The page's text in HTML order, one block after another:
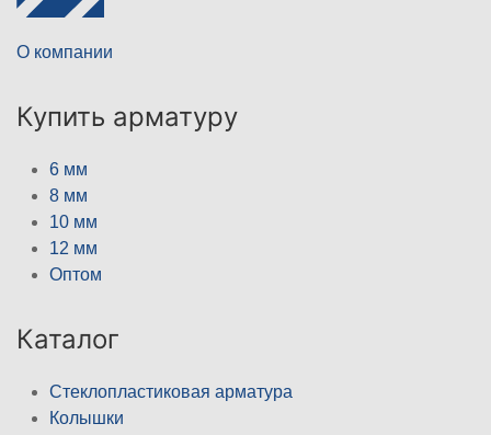
О компании
Купить арматуру
6 мм
8 мм
10 мм
12 мм
Оптом
Каталог
Стеклопластиковая арматура
Колышки